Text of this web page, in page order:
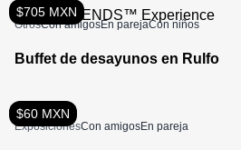
$705 MXN
OtrosCon amigosEn parejaCon niños
Buffet de desayunos en Rulfo
$60 MXN
ExposicionesCon amigosEn pareja